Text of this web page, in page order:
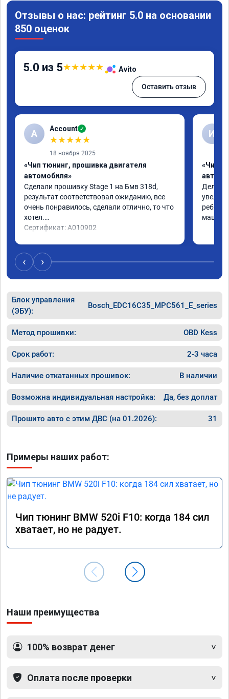
Отзывы о нас: рейтинг 5.0 на основании
850 оценок
5.0 из 5★★★★★ Avito
Оставить отзыв
A Account ✓
★★★★★
18 ноября 2025
«Чип тюнинг, прошивка двигателя
автомобиля»
Сделали прошивку Stage 1 на Бмв 318d,
результат соответствовал ожиданию, все
очень понравилось, сделали отлично, то что
хотел.
Сертификат: A010902
И
«Чип
Делали
ребята
машина
‹ ›
Блок управления
(ЭБУ):
Bosch_EDC16C35_MPC561_E_series
Метод прошивки: OBD Kess
Срок работ: 2-3 часа
Наличие откатанных прошивок: В наличии
Возможна индивидуальная настройка: Да, без доплат
Прошито авто с этим ДВС (на 01.2026): 31
Примеры наших работ:
Чип тюнинг BMW 520i F10: когда 184 сил
хватает, но не радует.
Наши преимущества
100% возврат денег
Оплата после проверки